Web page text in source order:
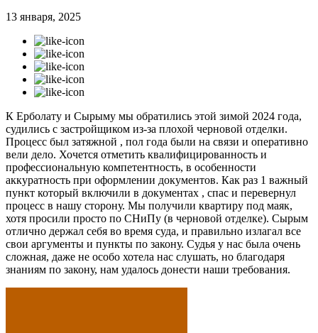
13 января, 2025
К Ерболату и Сырыму мы обратились этой зимой 2024 года,
судились с застройщиком из-за плохой черновой отделки.
Процесс был затяжной , пол года были на связи и оперативно
вели дело. Хочется отметить квалифицированность и
профессиональную компетентность, в особенности
аккуратность при оформлении документов. Как раз 1 важный
пункт который включили в документах , спас и перевернул
процесс в нашу сторону. Мы получили квартиру под маяк,
хотя просили просто по СНиПу (в черновой отделке). Сырым
отлично держал себя во время суда, и правильно излагал все
свои аргументы и пункты по закону. Судья у нас была очень
сложная, даже не особо хотела нас слушать, но благодаря
знаниям по закону, нам удалось донести наши требования.